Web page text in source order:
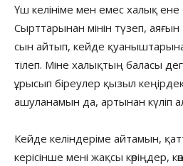
Үш келініме мен емес халық
Сырттарынан мінін түзеп,
сын айтып, кейде қуаныштарына
тілеп. Міне халықтың баласы
ұрысып біреулер қызыл
ашуланамын да, артынан күліп
Кейде келіндеріме айтамын,
керісінше мені жақсы көріңдер,